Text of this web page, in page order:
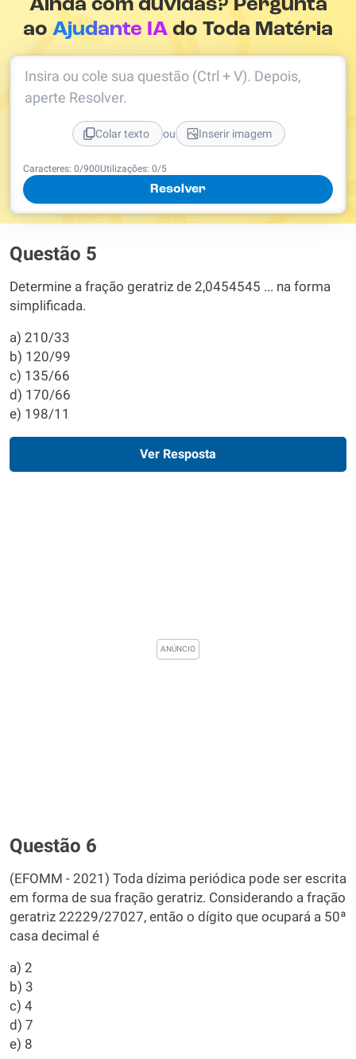
Ainda com dúvidas? Pergunta
aoAjudante IA do Toda Matéria
Caracteres: 0/900Utilizações: 0/5
Resolver
Insira ou cole sua questão (Ctrl + V). Depois,
aperte Resolver.
Colar texto ou Inserir imagem
Questão 5
Determine a fração geratriz de 2,0454545 ... na forma
simplificada.
a) 210/33
b) 120/99
c) 135/66
d) 170/66
e) 198/11
Ver Resposta
Questão 6
(EFOMM - 2021) Toda dízima periódica pode ser escrita
em forma de sua fração geratriz. Considerando a fração
geratriz 22229/27027, então o dígito que ocupará a 50ª
casa decimal é
a) 2
b) 3
c) 4
d) 7
e) 8